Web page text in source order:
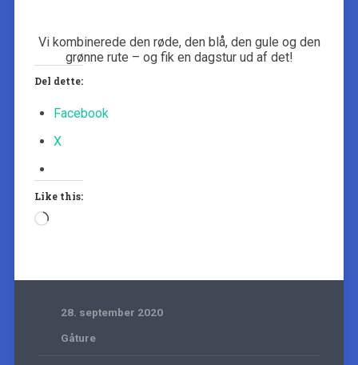
Vi kombinerede den røde, den blå, den gule og den
grønne rute – og fik en dagstur ud af det!
Del dette:
Facebook
X
Like this:
Loading…
28. september 2020
Gåture